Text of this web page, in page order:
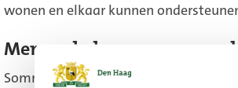
wonen en elkaar kunnen
Mensen helpen een
Sommige mensen wonen in een huis